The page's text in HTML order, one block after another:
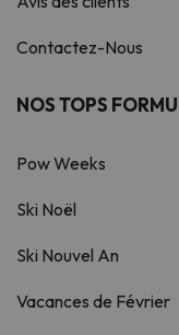
Contactez-Nous
NOS TOPS
Pow Weeks
Ski Noël
Ski Nouvel An
Vacances de Février